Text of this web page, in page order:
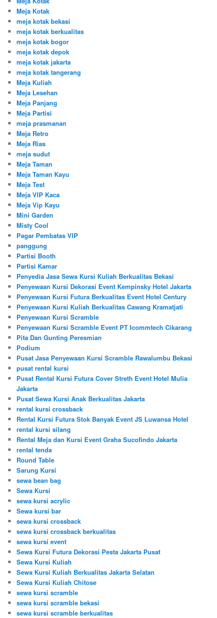
Meja Kotak
meja kotak bekasi
meja kotak berkualitas
meja kotak bogor
meja kotak depok
meja kotak jakarta
meja kotak tangerang
Meja Kuliah
Meja Lesehan
Meja Panjang
Meja Partisi
meja prasmanan
Meja Retro
Meja Rias
meja sudut
Meja Taman
Meja Taman Kayu
Meja Test
Meja VIP Kaca
Meja Vip Kayu
Mini Garden
Misty Cool
Pagar Pembatas VIP
panggung
Partisi Booth
Partisi Kamar
Penyedia Jasa Sewa Kursi Kuliah Berkualitas Bekasi
Penyewaan Kursi Dekorasi Event Kempinsky Hotel Jakarta
Penyewaan Kursi Futura Berkualitas Event Hotel Century
Penyewaan Kursi Kuliah Berkualitas Cawang Kramatjati
Penyewaan Kursi Scramble
Penyewaan Kursi Scramble Event PT Icommtech Cikarang
Pita Dan Gunting Peresmian
Podium
Pusat Jasa Penyewaan Kursi Scramble Rawalumbu Bekasi
pusat rental kursi
Pusat Rental Kursi Futura Cover Streth Event Hotel Mulia
Jakarta
Pusat Sewa Kursi Anak Berkualitas Jakarta
rental kursi crossback
Rental Kursi Futura Stok Banyak Event JS Luwansa Hotel
rental kursi silang
Rental Meja dan Kursi Event Graha Sucofindo Jakarta
rental tenda
Round Table
Sarung Kursi
sewa bean bag
Sewa Kursi
sewa kursi acrylic
Sewa kursi bar
sewa kursi crossback
sewa kursi crossback berkualitas
sewa kursi event
Sewa Kursi Futura Dekorasi Pesta Jakarta Pusat
Sewa Kursi Kuliah
Sewa Kursi Kuliah Berkualitas Jakarta Selatan
Sewa Kursi Kuliah Chitose
sewa kursi scramble
sewa kursi scramble bekasi
sewa kursi scramble berkualitas